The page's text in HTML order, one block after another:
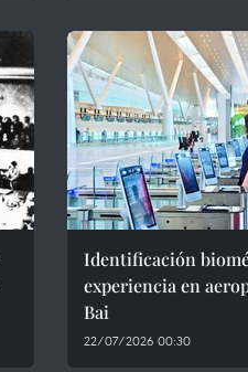
Identificación
experiencia en
Bai
22/07/2026 00:30